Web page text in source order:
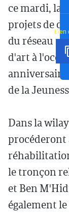
Lien
ce mardi, la
projets de
du réseau
d'art à
anniversaire
de la
Dans la
procéderont
le tronçon
et Ben
également